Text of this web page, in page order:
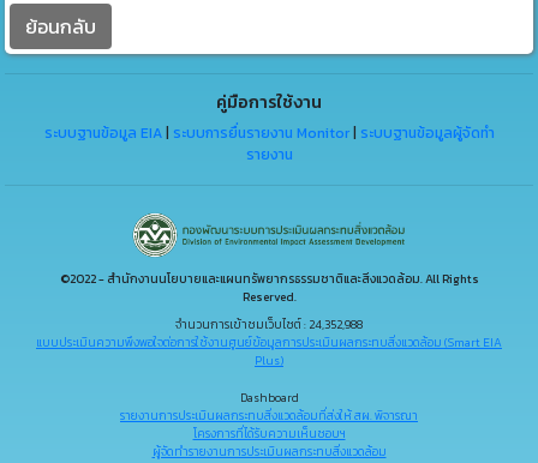
ย้อนกลับ
คู่มือการใช้งาน
ระบบฐานข้อมูล EIA| ระบบการยื่นรายงาน Monitor| ระบบฐานข้อมูลผู้จัดทำ
รายงาน
©2022 - สำนักงานนโยบายและแผนทรัพยากรธรรมชาติและสิ่งแวดล้อม. All Rights
Reserved.
จำนวนการเข้าชมเว็บไซต์ : 24,352,988
แบบประเมินความพึงพอใจต่อการใช้งานศูนย์ข้อมูลการประเมินผลกระทบสิ่งแวดล้อม (Smart EIA
Plus)
Dashboard
รายงานการประเมินผลกระทบสิ่งแวดล้อมที่ส่งให้ สผ. พิจารณา
โครงการที่ได้รับความเห็นชอบฯ
ผู้จัดทำรายงานการประเมินผลกระทบสิ่งแวดล้อม